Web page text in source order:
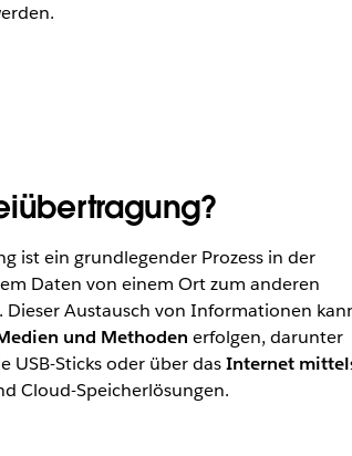
ist ein grundlegender Prozess in der
Daten von einem Ort zum anderen
Dieser Austausch von Informationen
und Methoden erfolgen, darunter
USB-Sticks oder über dasInternet
Cloud-Speicherlösungen.